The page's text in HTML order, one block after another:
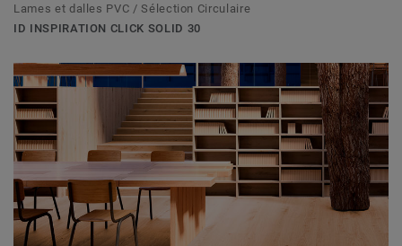
Lames et dalles PVC / Sélection Circulaire
ID INSPIRATION CLICK SOLID 30